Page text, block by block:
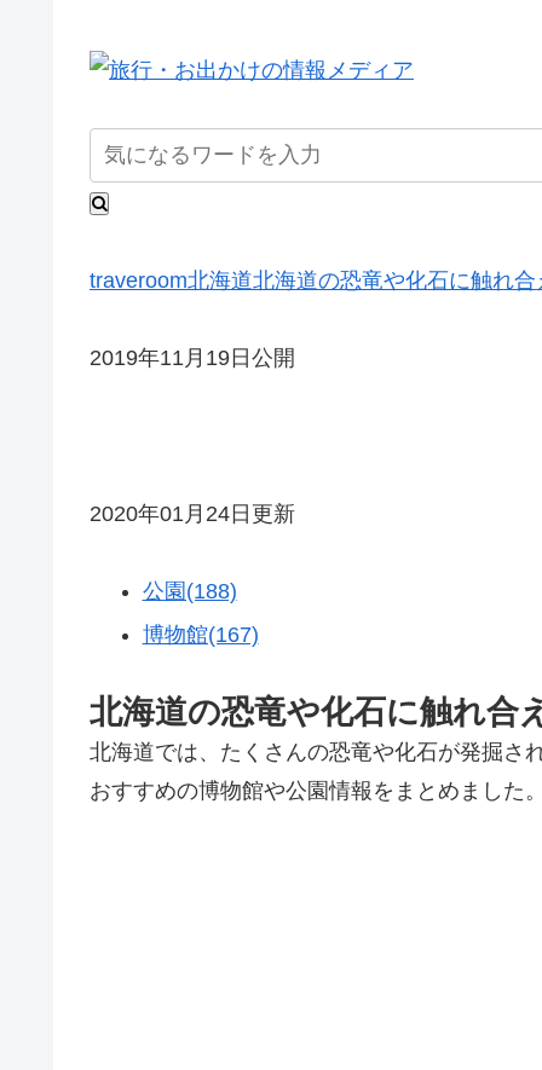
traveroom北海道北海道の恐竜や化石に触れ
2019年11月19日公開
2020年01月24日更新
公園(188)
博物館(167)
北海道の恐竜や化石に触れ合
北海道では、たくさんの恐竜や化石が発掘さ
おすすめの博物館や公園情報をまとめました